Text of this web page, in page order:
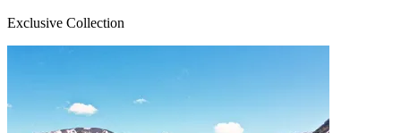
Exclusive Collection